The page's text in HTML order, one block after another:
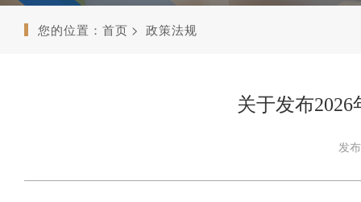
您的位置： 首页 政策法规
关于发布
发